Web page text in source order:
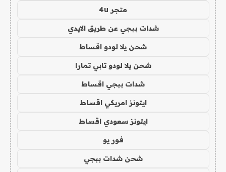
متجر 4u
شدات ببجي عن طريق الايدي
شحن يلا لودو اقساط
شحن يلا لودو تابي تمارا
شدات ببجي اقساط
ايتونز امريكي اقساط
ايتونز سعودي اقساط
فور يو
شحن شدات ببجي